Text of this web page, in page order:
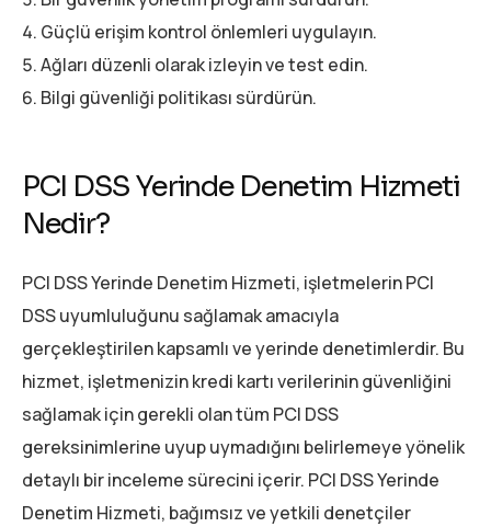
Güçlü erişim kontrol önlemleri uygulayın.
Ağları düzenli olarak izleyin ve test edin.
Bilgi güvenliği politikası sürdürün.
PCI DSS Yerinde Denetim Hizmeti
Nedir?
PCI DSS Yerinde Denetim Hizmeti, işletmelerin PCI
DSS uyumluluğunu sağlamak amacıyla
gerçekleştirilen kapsamlı ve yerinde denetimlerdir. Bu
hizmet, işletmenizin kredi kartı verilerinin güvenliğini
sağlamak için gerekli olan tüm PCI DSS
gereksinimlerine uyup uymadığını belirlemeye yönelik
detaylı bir inceleme sürecini içerir. PCI DSS Yerinde
Denetim Hizmeti, bağımsız ve yetkili denetçiler